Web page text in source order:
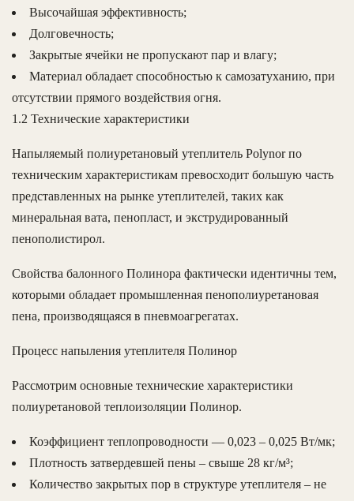
Высочайшая эффективность;
Долговечность;
Закрытые ячейки не пропускают пар и влагу;
Материал обладает способностью к самозатуханию, при
отсутствии прямого воздействия огня.
1.2 Технические характеристики
Напыляемый полиуретановый утеплитель Polynor по
техническим характеристикам превосходит большую часть
представленных на рынке утеплителей, таких как
минеральная вата, пенопласт, и экструдированный
пенополистирол.
Свойства балонного Полинора фактически идентичны тем,
которыми обладает промышленная пенополиуретановая
пена, производящаяся в пневмоагрегатах.
Процесс напыления утеплителя Полинор
Рассмотрим основные технические характеристики
полиуретановой теплоизоляции Полинор.
Коэффициент теплопроводности — 0,023 – 0,025 Вт/мк;
Плотность затвердевшей пены – свыше 28 кг/м³;
Количество закрытых пор в структуре утеплителя – не